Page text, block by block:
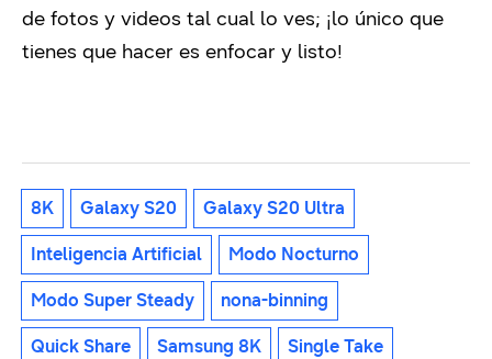
de fotos y videos tal cual lo ves; ¡lo único que
tienes que hacer es enfocar y listo!
8K Galaxy S20 Galaxy S20 Ultra
Inteligencia Artificial Modo Nocturno
Modo Super Steady nona-binning
Quick Share Samsung 8K Single Take